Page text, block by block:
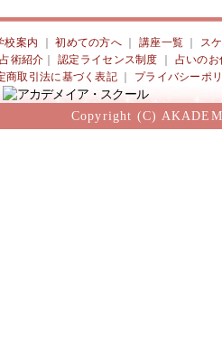
校案内 ｜初めての方へ 講座一覧
ス
占術紹介 ｜認定ライセンス制度
占いのお
商取引法に基づく表記 プライバシーポ
Copyright (C)